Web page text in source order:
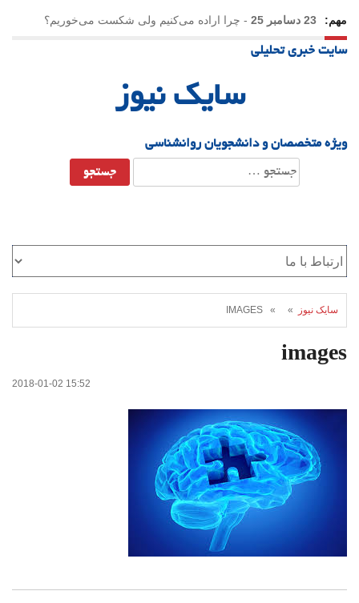
مهم: 23 دسامبر 25 - چرا اراده می‌کنیم ولی شکست می‌خوریم؟
21 دسامبر 25
سایت خبری تحلیلی
سایک نیوز
ویژه متخصصان و دانشجویان روانشناسی
جستجو
برای:
سایک نیوز » » IMAGES
images
2018-01-02 15:52